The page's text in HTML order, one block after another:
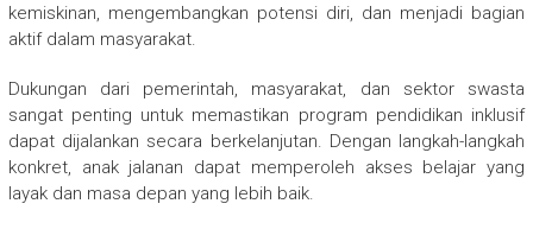
kemiskinan, mengembangkan potensi diri, dan menjadi bagian
aktif dalam masyarakat.
Dukungan dari pemerintah, masyarakat, dan sektor swasta
sangat penting untuk memastikan program pendidikan inklusif
dapat dijalankan secara berkelanjutan. Dengan langkah-langkah
konkret, anak jalanan dapat memperoleh akses belajar yang
layak dan masa depan yang lebih baik.